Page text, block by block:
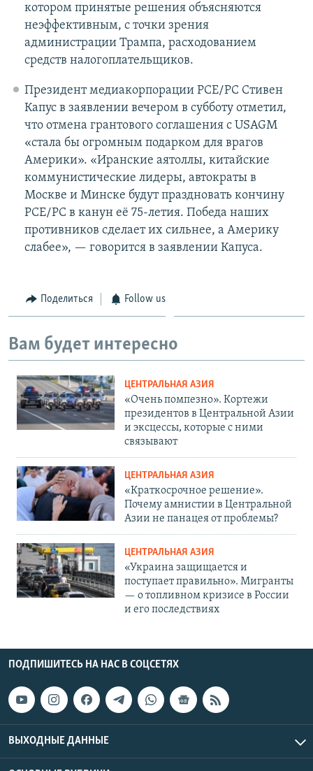
котором принятые решения объясняются
неэффективным, с точки зрения
администрации Трампа, расходованием
средств налогоплательщиков.
Президент медиакорпорации РСЕ/РС Стивен
Капус в заявлении вечером в субботу отметил,
что отмена грантового соглашения с USAGM
«стала бы огромным подарком для врагов
Америки». «Иранские аятоллы, китайские
коммунистические лидеры, автократы в
Москве и Минске будут праздновать кончину
РСЕ/РС в канун её 75-летия. Победа наших
противников сделает их сильнее, а Америку
слабее», — говорится в заявлении Капуса.
Поделиться Follow us
Вам будет интересно
ЦЕНТРАЛЬНАЯ АЗИЯ
«Очень помпезно». Кортежи
президентов в Центральной Азии
и эксцессы, которые с ними
связывают
ЦЕНТРАЛЬНАЯ АЗИЯ
«Краткосрочное решение».
Почему амнистии в Центральной
Азии не панацея от проблемы?
ЦЕНТРАЛЬНАЯ АЗИЯ
«Украина защищается и
поступает правильно». Мигранты
— о топливном кризисе в России
и его последствиях
ПОДПИШИТЕСЬ НА НАС В СОЦСЕТЯХ
ВЫХОДНЫЕ ДАННЫЕ